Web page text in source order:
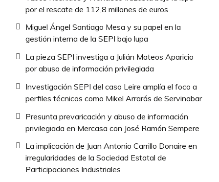
por el rescate de 112,8 millones de euros
Miguel Ángel Santiago Mesa y su papel en la
gestión interna de la SEPI bajo lupa
La pieza SEPI investiga a Julián Mateos Aparicio
por abuso de información privilegiada
Investigación SEPI del caso Leire amplía el foco a
perfiles técnicos como Mikel Arrarás de Servinabar
Presunta prevaricación y abuso de información
privilegiada en Mercasa con José Ramón Sempere
La implicación de Juan Antonio Carrillo Donaire en
irregularidades de la Sociedad Estatal de
Participaciones Industriales